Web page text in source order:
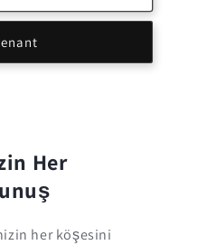
Her
her köşesini